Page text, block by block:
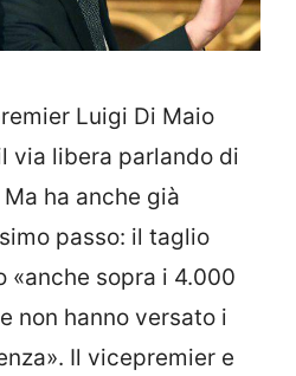
Luigi Di Maio
via libera parlando di
ha anche già
passo: il taglio
«anche sopra i 4.000
non hanno versato i
Il vicepremier e